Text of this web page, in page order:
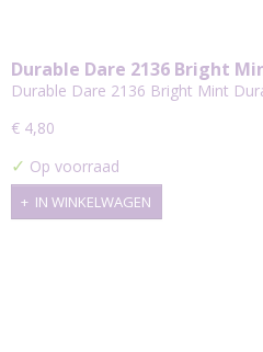
Durable Dare 2136 Bright
Durable Dare 2136 Bright Mint
€ 4,80
✓ Op voorraad
IN WINKELWAGEN